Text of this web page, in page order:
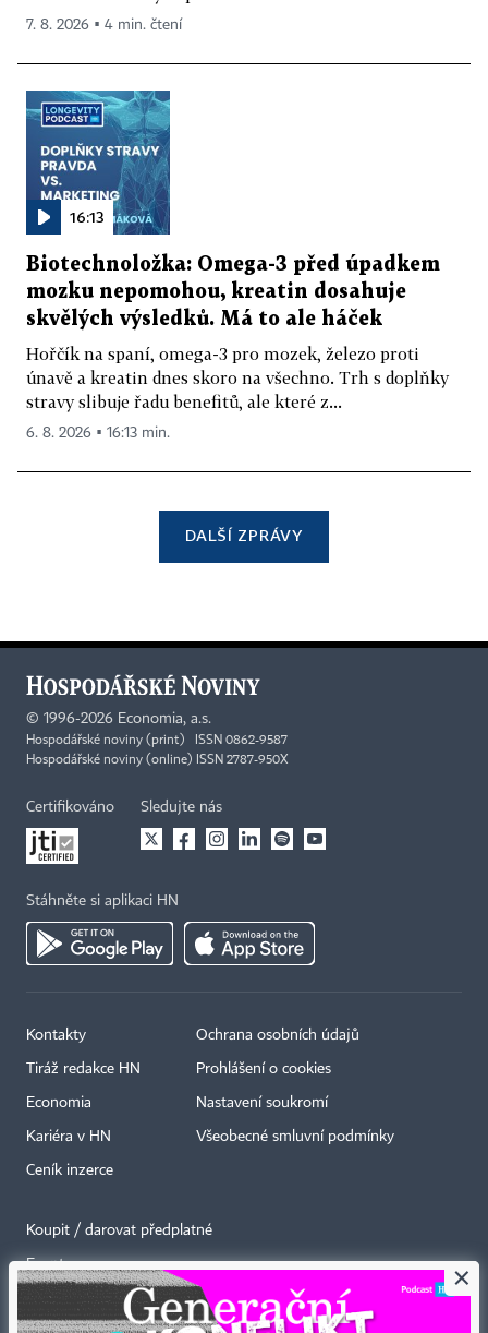
7. 8. 2026 ▪ 4 min. čtení
16:13
Biotechnoložka: Omega-3 před úpadkem
mozku nepomohou, kreatin dosahuje
skvělých výsledků. Má to ale háček
Hořčík na spaní, omega-3 pro mozek, železo proti
únavě a kreatin dnes skoro na všechno. Trh s doplňky
stravy slibuje řadu benefitů, ale které z...
6. 8. 2026 ▪ 16:13 min.
DALŠÍ ZPRÁVY
© 1996-2026 Economia, a.s.
Hospodářské noviny (print) ISSN 0862-9587
Hospodářské noviny (online) ISSN 2787-950X
Certifikováno Sledujte nás
Stáhněte si aplikaci HN
Kontakty
Tiráž redakce HN
Economia
Kariéra v HN
Ceník inzerce
Ochrana osobních údajů
Prohlášení o cookies
Nastavení soukromí
Všeobecné smluvní podmínky
Koupit / darovat předplatné
Eventy
Newslettery
×